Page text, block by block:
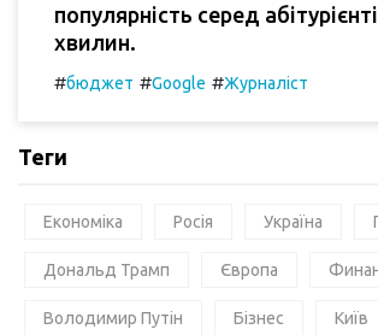
популярність серед
хвилин.
#бюджет #Google #Журналіст
Теги
Економіка Росія Україна
Дональд Трамп Європа
Володимир Путін Бізнес Київ